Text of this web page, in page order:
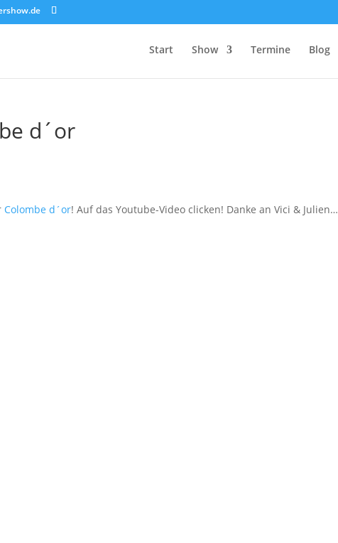
Start Show Termine Blog
d´or
Colombe d´or! Auf das Youtube-Video clicken! Danke an Vici & Julien…